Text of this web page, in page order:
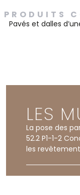
PRODUITS
Pavés et dalles
LES
La pose des
52.2 P1-1-2
les